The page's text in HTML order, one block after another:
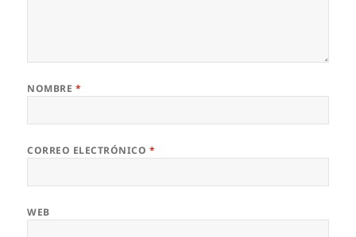
NOMBRE *
CORREO ELECTRÓNICO *
WEB